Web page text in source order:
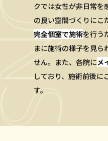
クでは女性が非日常を
の良い空間づくりにこ
完全個室で施術を行う
まに施術の様子を見ら
せん。また、各院にメ
しており、施術前後に
す。